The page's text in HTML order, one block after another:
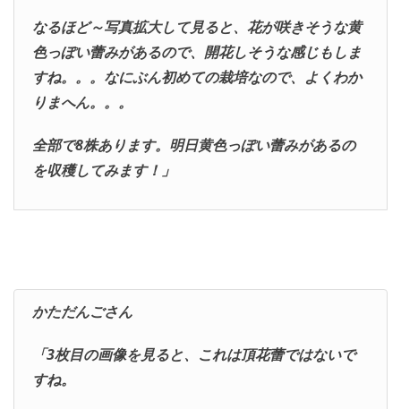
なるほど～写真拡大して見ると、花が咲きそうな黄
色っぽい蕾みがあるので、開花しそうな感じもしま
すね。。。なにぶん初めての栽培なので、よくわか
りまへん。。。
全部で8株あります。明日黄色っぽい蕾みがあるの
を収穫してみます！」
かただんごさん
「3枚目の画像を見ると、これは頂花蕾ではないで
すね。